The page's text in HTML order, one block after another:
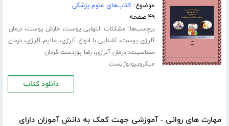
موضوع:کتاب‌های علوم پزشکی
۴۹ صفحه
برچسب‌ها: مشکلات التهابی پوست، خارش پوست،درمان
آلرژی پوست،آشنایی با انواع آلرژی، علایم آلرژی،درمان
حساسیت،درمان آلرژی،رضا پوردست گردان
میکروبیولوژیست
دانلود کتاب
مهارت های روانی - آموزشی جهت کمک به دانش آموزان دارای